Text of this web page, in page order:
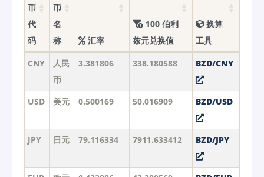
币
代
码
币
名
称
汇率
100 伯利
兹元兑换值
换算
工具
CNY
人民
币
3.381806 338.180588 BZD/CNY
USD 美元 0.500169 50.016909 BZD/USD
JPY 日元 79.116334 7911.633412 BZD/JPY